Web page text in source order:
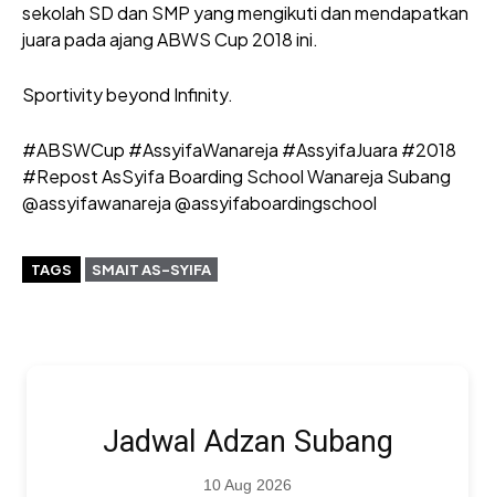
sekolah SD dan SMP yang mengikuti dan mendapatkan
juara pada ajang ABWS Cup 2018 ini.
Sportivity beyond Infinity.
#ABSWCup #AssyifaWanareja #AssyifaJuara #2018
#Repost AsSyifa Boarding School Wanareja Subang
@assyifawanareja @assyifaboardingschool
TAGS SMAIT AS-SYIFA
Jadwal Adzan Subang
10 Aug 2026